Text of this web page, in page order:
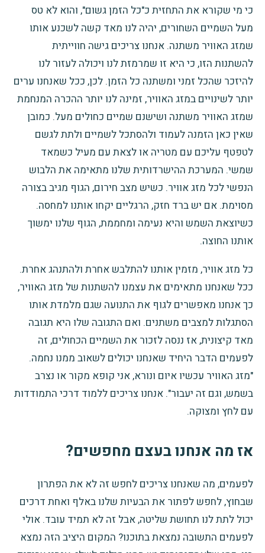
כי מי שקורא את התחזית כ"כל הזמן גשום", והוא לא טס
מעל השמיים השחורים, יהיה לנו מאד קשה לשכנע אותו
שמזג האוויר משתנה. אנחנו צריכים גישה חווייתית
להשתנות הזו, כי היא זו שמרמזת לנו ויכולה לעזור לנו
להיזכר שהכל זמני ומשתנה כל הזמן. לכן, ככל שאנחנו ערים
יותר לשינויים במזג האוויר, זמינה לנו יותר ההכרה המנחמת
שמזג האוויר משתנה ושישנם שמיים כחולים מעל. כמובן
שאין כאן הזמנה לעמוד ולהסתכל לשמיים ולתת לגשם
לטפטף עליכם עם מטריה או לצאת עם מעיל כשמאד
שמשי. המערכת ההישרדותית שלנו מתאימה את הלבוש
הנפשי לכל מזג אוויר. כשיש מצב חירום, הגוף מגיב בצורה
מסוימת. אם יש ברד חזק, הרגליים יקחו אותנו למחסה.
כשיוצאת השמש והיא נעימה ומחממת, הגוף שלנו ימשוך
אותנו החוצה.
כל מזג אוויר, מזמין אותנו להתלבש אחרת ולהתנהג אחרת.
ככל שאנחנו מתאימים את עצמנו להשתנות של מזג האוויר,
כך אנחנו מאפשרים לגוף את התנועה שגם מלמדת אותו
הסתגלות למצבים משתנים. ואם התגובה שלו היא תגובה
מאד קיצונית, אז ננסה לזכור את השמיים הכחולים, זה
לפעמים הדבר היחיד שאנחנו יכולים לשאוב ממנו נחמה.
"מזג האוויר עכשיו איום ונורא, אני קופא מקור או נצרב
בשמש, וגם זה יעבור". אנחנו צריכים ללמוד דרכי התמודדות
עם לחץ ומצוקה.
אז מה אנחנו בעצם מחפשים?
לפעמים, מה שאנחנו צריכים לחפש זה לא את הפתרון
שבחוץ, לחפש לפתור את הבעיות שלנו באלף ואחת דרכים
יכול לתת לנו תחושת שליטה, אבל זה לא תמיד עובד. אולי
לפעמים התשובה נמצאת בתוכנו? המקום היציב הזה נמצא